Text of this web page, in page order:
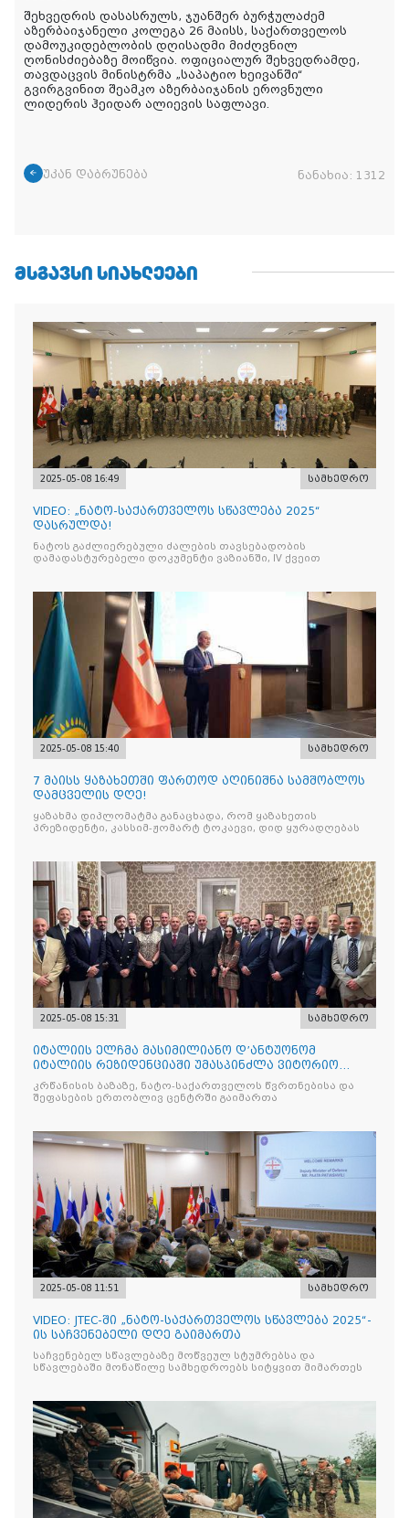
შეხვედრის დასასრულს, ჯუანშერ ბურჭულაძემ
აზერბაიჯანელი კოლეგა 26 მაისს, საქართველოს
დამოუკიდებლობის დღისადმი მიძღვნილ
ღონისძიებაზე მოიწვია. ოფიციალურ შეხვედრამდე,
თავდაცვის მინისტრმა „საპატიო ხეივანში“
გვირგვინით შეამკო აზერბაიჯანის ეროვნული
ლიდერის ჰეიდარ ალიევის საფლავი.
უკან დაბრუნება ნანახია: 1312
ᲛᲡᲒᲐᲕᲡᲘ ᲡᲘᲐᲮᲚᲔᲔᲑᲘ
2025-05-08 16:49 სამხედრო
VIDEO: „ნატო-საქართველოს სწავლება 2025“
დასრულდა!
ნატოს გაძლიერებული ძალების თავსებადობის
დამადასტურებელი დოკუმენტი ვაზიანში, IV ქვეით
2025-05-08 15:40 სამხედრო
7 მაისს ყაზახეთში ფართოდ აღინიშნა სამშობლოს
დამცველის დღე!
ყაზახმა დიპლომატმა განაცხადა, რომ ყაზახეთის
პრეზიდენტი, კასსიმ-ჟომარტ ტოკაევი, დიდ ყურადღებას
2025-05-08 15:31 სამხედრო
იტალიის ელჩმა მასიმილიანო დ’ანტუონომ
იტალიის რეზიდენციაში უმასპინძლა ვიტორიო
ვენეტოს სახ. დივიზიის ს
კრწანისის ბაზაზე, ნატო-საქართველოს წვრთნებისა და
შეფასების ერთობლივ ცენტრში გაიმართა
2025-05-08 11:51 სამხედრო
VIDEO: JTEC-ში „ნატო-საქართველოს სწავლება 2025“-
ის საჩვენებელი დღე გაიმართა
საჩვენებელ სწავლებაზე მოწვეულ სტუმრებსა და
სწავლებაში მონაწილე სამხედროებს სიტყვით მიმართეს